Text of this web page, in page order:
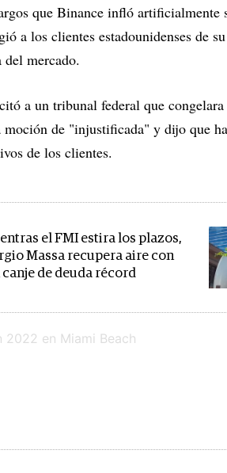
que Binance infló
a los clientes estadounidenses de
mercado.
a un tribunal federal que
de "injustificada" y dijo que
de los clientes.
el FMI estira los plazos,
Massa recupera aire con
canje de deuda récord